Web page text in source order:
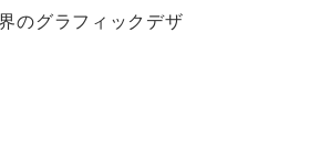
グラフィックデザ